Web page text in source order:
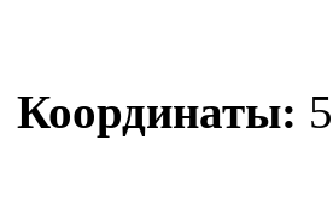
Координаты: